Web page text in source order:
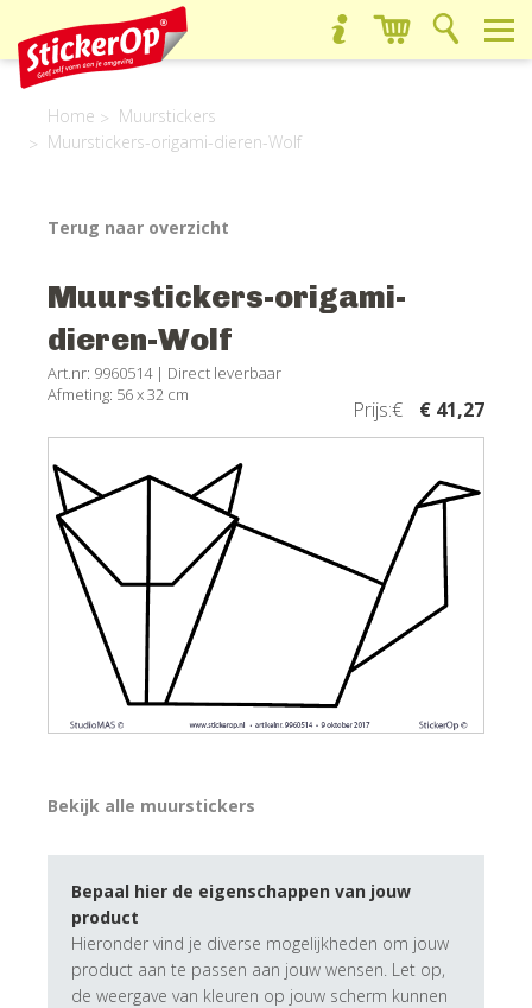
Home
Muurstickers
Muurstickers-origami-dieren-Wolf
Terug naar overzicht
Muurstickers-origami-
dieren-Wolf
Art.nr: 9960514 | Direct leverbaar
Afmeting: 56 x 32 cm
Prijs:€ € 41,27
Bekijk alle muurstickers
Bepaal hier de eigenschappen van jouw
product
Hieronder vind je diverse mogelijkheden om jouw
product aan te passen aan jouw wensen. Let op,
de weergave van kleuren op jouw scherm kunnen